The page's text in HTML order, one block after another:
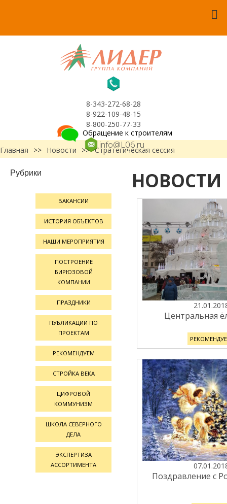
8-343-272-68-28
8-922-109-48-15
8-800-250-77-33
info@L06.ru
Обращение к строителям
Главная
>> Новости >> Стратегическая сессия
Рубрики
ВАКАНСИИ
ИСТОРИЯ ОБЪЕКТОВ
НАШИ МЕРОПРИЯТИЯ
ПОСТРОЕНИЕ
БИРЮЗОВОЙ
КОМПАНИИ
ПРАЗДНИКИ
ПУБЛИКАЦИИ ПО
ПРОЕКТАМ
РЕКОМЕНДУЕМ
СТРОЙКА ВЕКА
ЦИФРОВОЙ
КОММУНИЗМ
ШКОЛА СЕВЕРНОГО
ДЕЛА
ЭКСПЕРТИЗА
АССОРТИМЕНТА
НОВОСТИ
Центральная
Поздравление с